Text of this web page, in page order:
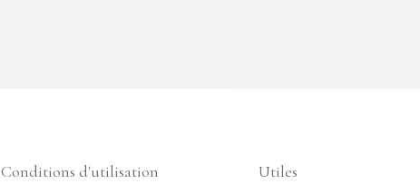
Conditions d'utilisation
Utiles